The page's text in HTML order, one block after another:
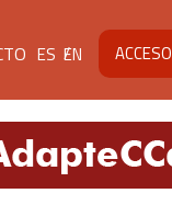
ES EN ACCESO